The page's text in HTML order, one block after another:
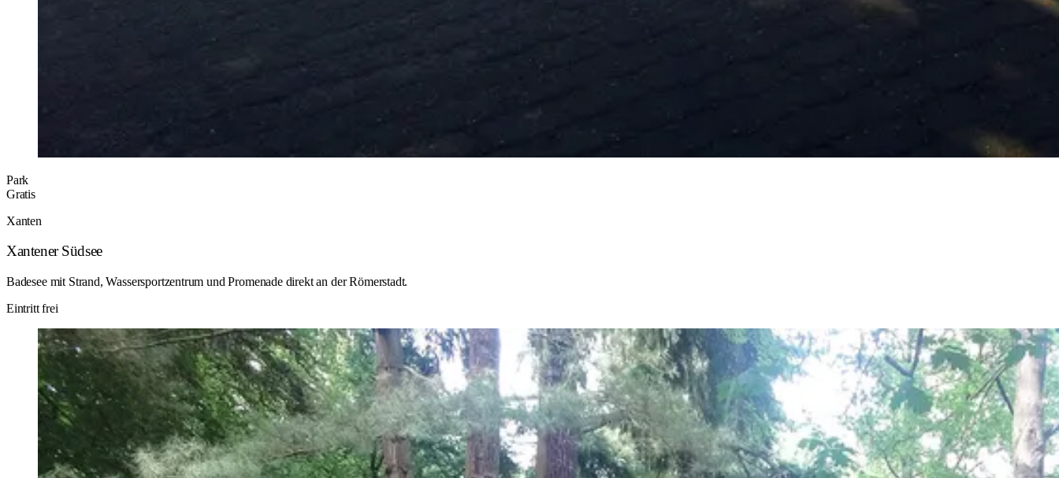
Park
Gratis
Xanten
Xantener Südsee
Badesee mit Strand, Wassersportzentrum und Promenade direkt an der Römerstadt.
Eintritt frei